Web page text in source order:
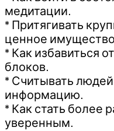
медитации.
* Притягивать
ценное
* Как избавиться
блоков.
* Считывать
информацию.
* Как стать более
уверенным.